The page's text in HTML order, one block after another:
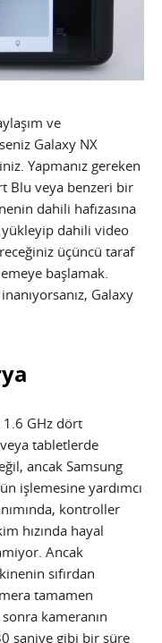
ve
Galaxy NX
Yapmanız gereken
Blu veya benzeri bir
dahili hafızasına
yükleyip dahili video
üçüncü taraf
başlamak.
Galaxy
1.6 GHz dört
tabletlerde
ancak Samsung
işlemesine yardımcı
kontroller
hızında hayal
Ancak
sıfırdan
tamamen
kameranın
saniye gibi bir süre